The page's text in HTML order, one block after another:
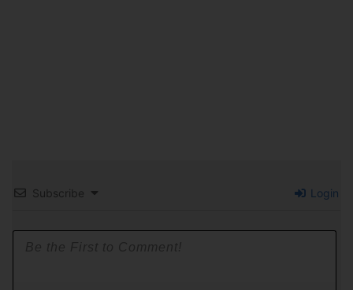
Subscribe Login